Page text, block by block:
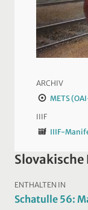
ARCHIV
METS
IIIF
IIIF-
ENTHALTEN IN
Schatulle 56: